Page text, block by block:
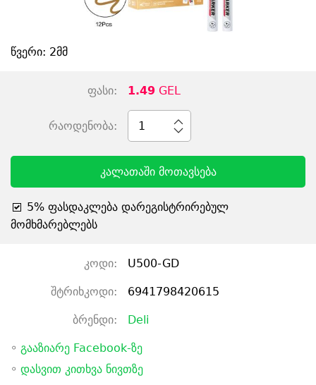
წვერი: 2მმ
ფასი: 1.49 GEL
რაოდენობა: 1
კალათაში მოთავსება
5% ფასდაკლება დარეგისტრირებულ
მომხმარებლებს
კოდი: U500-GD
შტრიხკოდი: 6941798420615
ბრენდი: Deli
◦ გააზიარე Facebook-ზე
◦ დასვით კითხვა ნივთზე